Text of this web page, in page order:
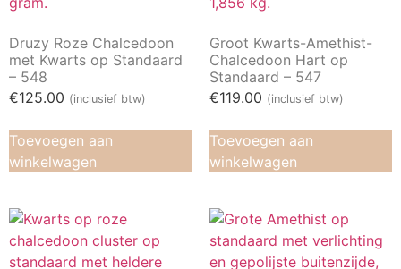
Druzy Roze Chalcedoon
met Kwarts op Standaard
– 548
€125.00 (inclusief btw)
Toevoegen aan
winkelwagen
Groot Kwarts-Amethist-
Chalcedoon Hart op
Standaard – 547
€119.00 (inclusief btw)
Toevoegen aan
winkelwagen